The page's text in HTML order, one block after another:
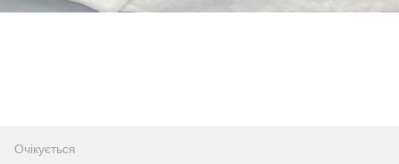
Очікується